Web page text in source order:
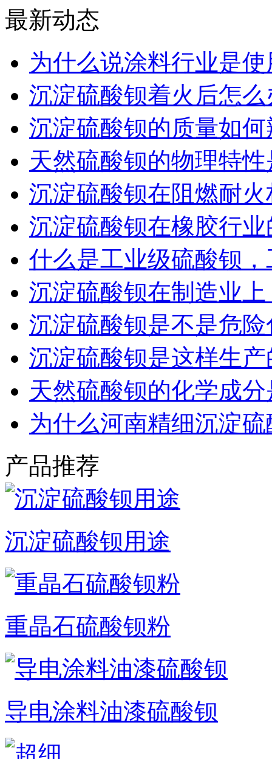
最新动态
为什么说涂料行业是
沉淀硫酸钡着火后怎
沉淀硫酸钡的质量如
天然硫酸钡的物理特
沉淀硫酸钡在阻燃耐
沉淀硫酸钡在橡胶行
什么是工业级硫酸钡
沉淀硫酸钡在制造业
沉淀硫酸钡是不是危
沉淀硫酸钡是这样生产
天然硫酸钡的化学成
为什么河南精细沉淀
产品推荐
沉淀硫酸钡用途
重晶石硫酸钡粉
导电涂料油漆硫酸钡